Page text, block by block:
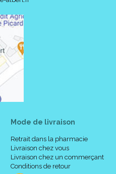
Mode de livraison
Retrait dans la pharmacie
Livraison chez vous
Livraison chez un commerçant
Conditions de retour